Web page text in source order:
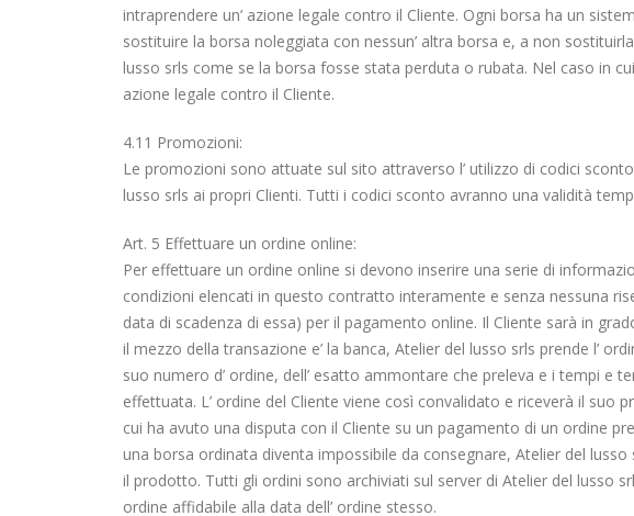
intraprendere un’ azione legale contro il Cliente. Ogni borsa ha un
sostituire la borsa noleggiata con nessun’ altra borsa e, a non
lusso srls come se la borsa fosse stata perduta o rubata. Nel caso in
azione legale contro il Cliente.
4.11 Promozioni:
Le promozioni sono attuate sul sito attraverso l’ utilizzo di codici
lusso srls ai propri Clienti. Tutti i codici sconto avranno una validità
Art. 5 Effettuare un ordine online:
Per effettuare un ordine online si devono inserire una serie di
condizioni elencati in questo contratto interamente e senza nessuna
data di scadenza di essa) per il pagamento online. Il Cliente sarà in
il mezzo della transazione e’ la banca, Atelier del lusso srls prende l’
suo numero d’ ordine, dell’ esatto ammontare che preleva e i tempi e
effettuata. L’ ordine del Cliente viene così convalidato e riceverà il
cui ha avuto una disputa con il Cliente su un pagamento di un ordine
una borsa ordinata diventa impossibile da consegnare, Atelier del
il prodotto. Tutti gli ordini sono archiviati sul server di Atelier del lusso
ordine affidabile alla data dell’ ordine stesso.